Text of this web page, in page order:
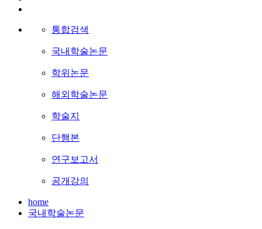
통합검색
국내학술논문
학위논문
해외학술논문
학술지
단행본
연구보고서
공개강의
home
국내학술논문